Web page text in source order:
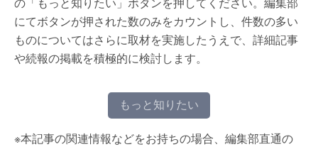
にてボタンが押された数のみをカウントし、件数の多い
ものについてはさらに取材を実施したうえで、詳細記事
や続報の掲載を積極的に検討します。
もっと知りたい
※本記事の関連情報などをお持ちの場合、編集部直通の